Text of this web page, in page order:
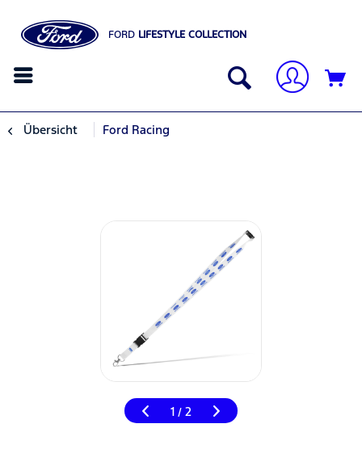
FORD LIFESTYLE COLLECTION
Übersicht Ford Racing
1 / 2